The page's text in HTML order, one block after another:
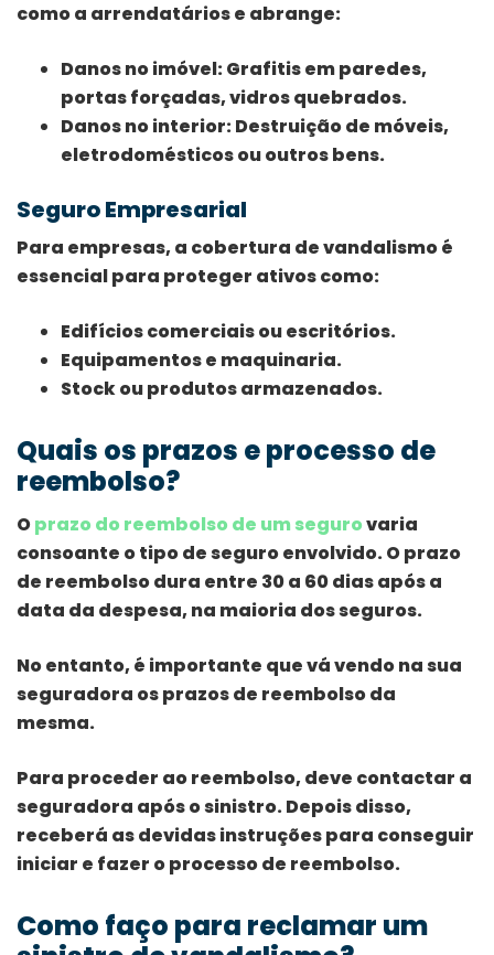
como a arrendatários e abrange:
Danos no imóvel: Grafitis em paredes,
portas forçadas, vidros quebrados.
Danos no interior: Destruição de móveis,
eletrodomésticos ou outros bens.
Seguro Empresarial
Para empresas, a cobertura de vandalismo é
essencial para proteger ativos como:
Edifícios comerciais ou escritórios.
Equipamentos e maquinaria.
Stock ou produtos armazenados.
Quais os prazos e processo de
reembolso?
Oprazo do reembolso de um segurovaria
consoante o tipo de seguro envolvido. O prazo
de reembolso dura entre 30 a 60 dias após a
data da despesa, na maioria dos seguros.
No entanto, é importante que vá vendo na sua
seguradora os prazos de reembolso da
mesma.
Para proceder ao reembolso, deve contactar a
seguradora após o sinistro. Depois disso,
receberá as devidas instruções para conseguir
iniciar e fazer o processo de reembolso.
Como faço para reclamar um